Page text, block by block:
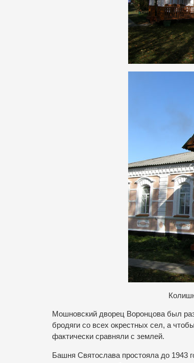
Мошновский дворец Воронцова был
бродяги со всех окрестных сел, а
фактически сравняли с землей.
Башня Святослава простояла до 1943